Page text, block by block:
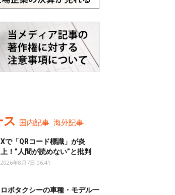
国内記事 海外記事
Xで「QRコード標識」が炎
上！”人間が読めない”と批判
2026年8月7日 06:41
ロボタクシーの車種・モデル一